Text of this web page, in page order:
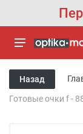
Назад
Готовые очки f -